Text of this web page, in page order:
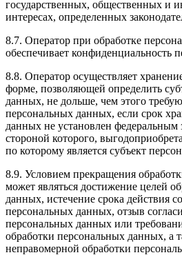
государственных, общественных и
интересах, определенных
8.7. Оператор при обработке
обеспечивает конфиденциальность
8.8. Оператор осуществляет
форме, позволяющей определить
данных, не дольше, чем этого
персональных данных, если срок
данных не установлен федеральным
стороной которого,
по которому является субъект
8.9. Условием прекращения
может являться достижение целей
данных, истечение срока действия
персональных данных, отзыв
персональных данных или
обработки персональных данных, а
неправомерной обработки